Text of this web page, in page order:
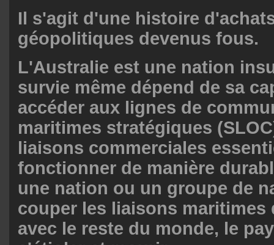
Il s'agit d'une histoire
géopolitiques devenus fous.
L'Australie est une nation
survie même dépend de sa
accéder aux lignes de
maritimes stratégiques
liaisons commerciales
fonctionner de manière
une nation ou un groupe de
couper les liaisons maritimes
avec le reste du monde, le